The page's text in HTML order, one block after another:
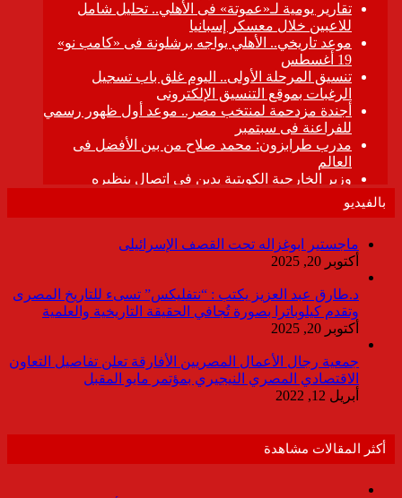
بالفيديو
ماجستير ابوغزاله تحت القصف الإسرائيلى
أكتوبر 20, 2025
د.طارق عبد العزيز يكتب : “نتفليكس” تسىء للتاريخ المصرى
وتقدم كيلوباترا بصورة تُجافي الحقيقة التاريخية والعلمية
أكتوبر 20, 2025
جمعية رجال الأعمال المصريين الأفارقة تعلن تفاصيل التعاون
الاقتصادي المصري النيجيري بمؤتمر مايو المقبل
أبريل 12, 2022
أكثر المقالات مشاهدة